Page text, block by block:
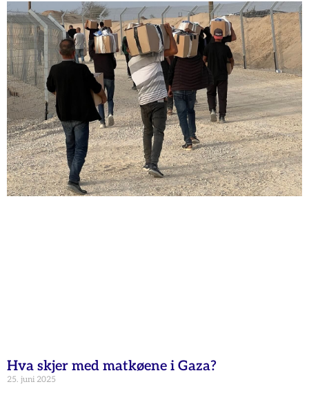
Hva skjer med matkøene i Gaza?
25. juni 2025